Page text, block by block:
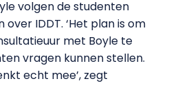
volgen de studenten
IDDT. ‘Het plan is om
met Boyle te
vragen kunnen stellen.
echt mee’, zegt